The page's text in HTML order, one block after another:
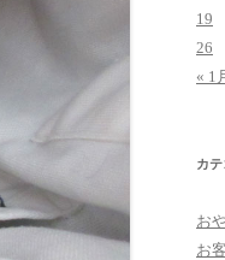
19
26
« 1
カ
お
お